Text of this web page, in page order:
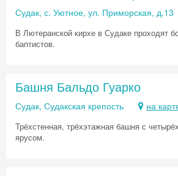
Судак, с. Уютное, ул. Приморская, д.13
В Лютеранской кирхе в Судаке проходят
баптистов.
Башня Бальдо Гуарко
Судак, Судакская крепость на
Трёхстенная, трёхэтажная башня с
ярусом.